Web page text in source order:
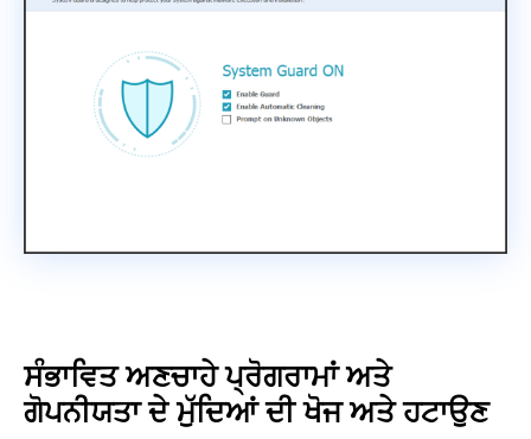
ਸੰਭਾਵਿਤ ਅਣਚਾਹੇ ਪ੍ਰੋਗਰਾਮਾਂ ਅਤੇ
ਗੋਪਨੀਯਤਾ ਦੇ ਮੁੱਦਿਆਂ ਦੀ ਖੋਜ ਅਤੇ ਹਟਾਉਣ